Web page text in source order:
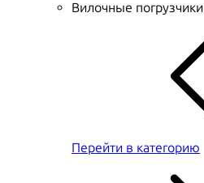
Вилочные погрузчики
Перейти в категорию